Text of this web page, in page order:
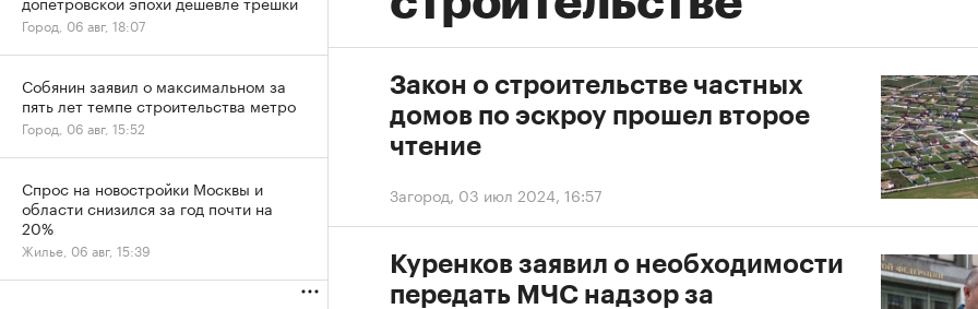
Загород, 03 июл 2024, 16:57
Закон о строительстве частных
домов по эскроу прошел второе
чтение
Куренков заявил о необходимости
передать МЧС надзор за
Город, 06 авг, 18:07
Собянин заявил о максимальном за
пять лет темпе строительства метро
Город, 06 авг, 15:52
Спрос на новостройки Москвы и
области снизился за год почти на
20%
Жилье, 06 авг, 15:39